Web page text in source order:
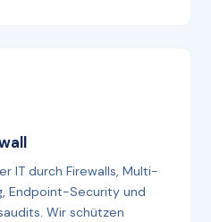
IT durch Firewalls, Multi-
Endpoint-Security und
Wir schützen